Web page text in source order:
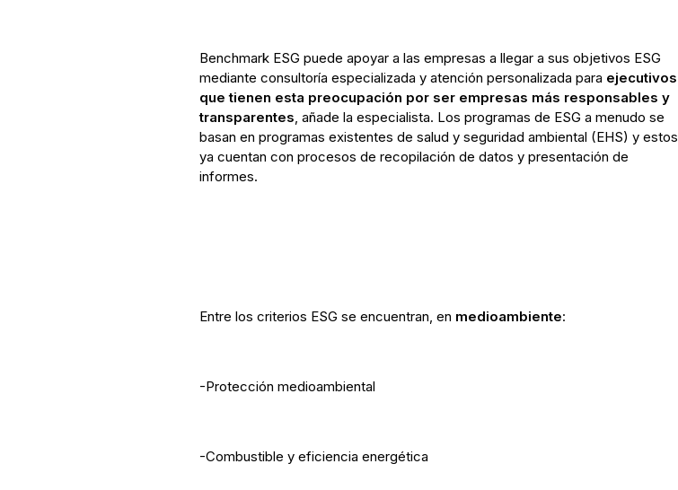
Benchmark ESG puede apoyar a las empresas a llegar a sus objetivos ESG
mediante consultoría especializada y atención personalizada para ejecutivos
que tienen esta preocupación por ser empresas más responsables y
transparentes, añade la especialista. Los programas de ESG a menudo se
basan en programas existentes de salud y seguridad ambiental (EHS) y estos
ya cuentan con procesos de recopilación de datos y presentación de
informes.
Entre los criterios ESG se encuentran, en medioambiente:
-Protección medioambiental
-Combustible y eficiencia energética